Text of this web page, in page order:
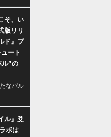
そ、い
版リリ
ド』プ
ート
ル”の
なパル
ル』爻
ボは